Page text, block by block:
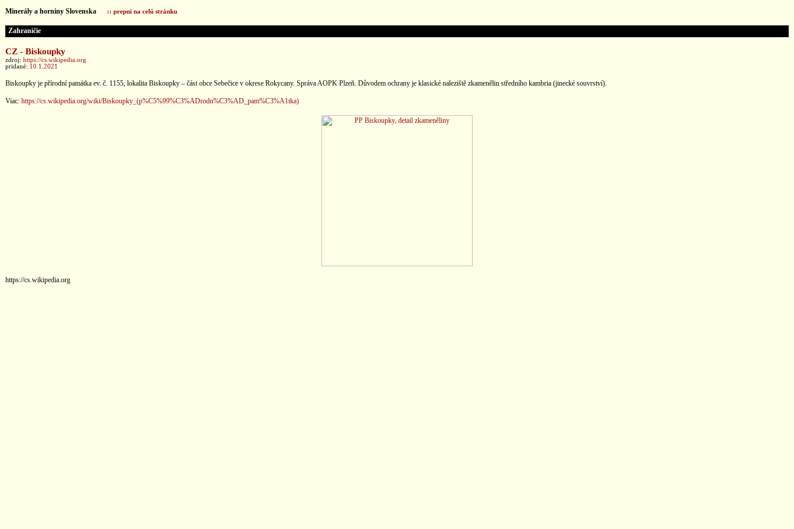
Minerály a horniny Slovenska :: prepni na celú stránku
Zahraničie
CZ - Biskoupky
zdroj: https://cs.wikipedia.org
pridané: 10.1.2021
Biskoupky je přírodní památka ev. č. 1155, lokalita Biskoupky – část obce Sebečice v okrese Rokycany. Správa AOPK Plzeň. Důvodem ochrany je klasické naleziště zkamenělin středního kambria (jinecké souvrství).
Viac: https://cs.wikipedia.org/wiki/Biskoupky_(p%C5%99%C3%ADrodn%C3%AD_pam%C3%A1tka)
https://cs.wikipedia.org